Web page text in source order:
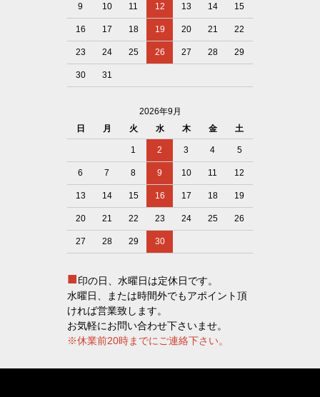
9 10 11 12 13 14 15
16 17 18 19 20 21 22
23 24 25 26 27 28 29
30 31
2026年9月
日
月 火 水 木 金 土
1 2 3 4 5
6 7 8 9 10 11 12
13 14 15 16 17 18 19
20 21 22 23 24 25 26
27 28 29 30
■印の日、水曜日は定休日です。
水曜日、または時間外でもアポイント頂
ければ営業致します。
お気軽にお問い合わせ下さいませ。
※休業前20時までにご連絡下さい。